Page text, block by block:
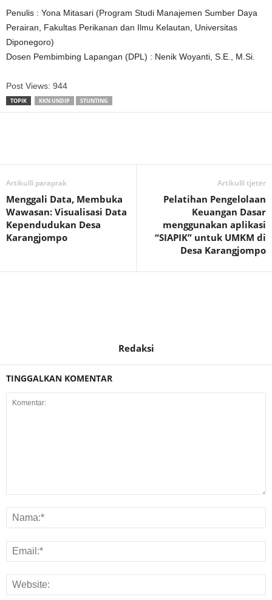
Penulis : Yona Mitasari (Program Studi Manajemen Sumber Daya
Perairan, Fakultas Perikanan dan Ilmu Kelautan, Universitas
Diponegoro)
Dosen Pembimbing Lapangan (DPL) : Nenik Woyanti, S.E., M.Si.
Post Views: 944
TOPIK KKN UNDIP STUNTING
Artikulli paraprak
Menggali Data, Membuka
Wawasan: Visualisasi Data
Kependudukan Desa
Karangjompo
Artikulli tjetër
Pelatihan Pengelolaan
Keuangan Dasar
menggunakan aplikasi
“SIAPIK” untuk UMKM di
Desa Karangjompo
Redaksi
TINGGALKAN KOMENTAR